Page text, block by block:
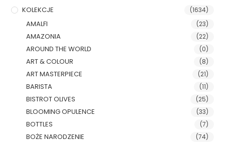
KOLEKCJE (1634)
AMALFI (23)
AMAZONIA (22)
AROUND THE WORLD (0)
ART & COLOUR (8)
ART MASTERPIECE (21)
BARISTA (11)
BISTROT OLIVES (25)
BLOOMING OPULENCE (33)
BOTTLES (7)
BOŻE NARODZENIE (74)